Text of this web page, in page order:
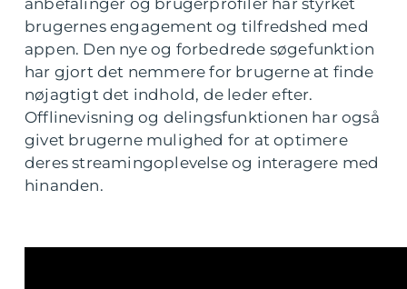
anbefalinger og brugerprofiler har styrket
brugernes engagement og tilfredshed med
appen. Den nye og forbedrede søgefunktion
har gjort det nemmere for brugerne at finde
nøjagtigt det indhold, de leder efter.
Offlinevisning og delingsfunktionen har også
givet brugerne mulighed for at optimere
deres streamingoplevelse og interagere med
hinanden.